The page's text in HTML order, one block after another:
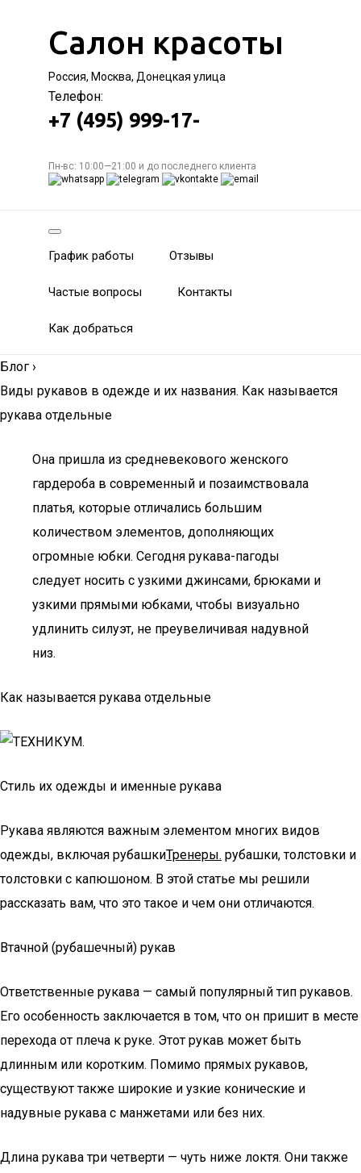
Салон красоты
Россия, Москва, Донецкая улица
Телефон:
+7 (495) 999-17-
Пн-вс: 10:00—21:00 и до последнего клиента
График работы Отзывы
Частые вопросы Контакты
Как добраться
Блог ›
Виды рукавов в одежде и их названия. Как называется
рукава отдельные
Она пришла из средневекового женского
гардероба в современный и позаимствовала
платья, которые отличались большим
количеством элементов, дополняющих
огромные юбки. Сегодня рукава-пагоды
следует носить с узкими джинсами, брюками и
узкими прямыми юбками, чтобы визуально
удлинить силуэт, не преувеличивая надувной
низ.
Как называется рукава отдельные
Стиль их одежды и именные рукава
Рукава являются важным элементом многих видов
одежды, включая рубашкиТренеры. рубашки, толстовки и
толстовки с капюшоном. В этой статье мы решили
рассказать вам, что это такое и чем они отличаются.
Втачной (рубашечный) рукав
Ответственные рукава — самый популярный тип рукавов.
Его особенность заключается в том, что он пришит в месте
перехода от плеча к руке. Этот рукав может быть
длинным или коротким. Помимо прямых рукавов,
существуют также широкие и узкие конические и
надувные рукава с манжетами или без них.
Длина рукава три четверти — чуть ниже локтя. Они также